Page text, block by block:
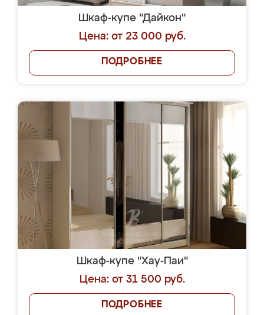
Шкаф-купе "Дайкон"
Цена: от 23 000 руб.
ПОДРОБНЕЕ
Шкаф-купе "Хау-Паи"
Цена: от 31 500 руб.
ПОДРОБНЕЕ